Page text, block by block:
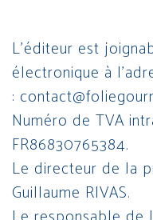
L’éditeur est
électronique à
:
Numéro de TVA
FR86830765384.
Le directeur de la
Guillaume RIVAS.